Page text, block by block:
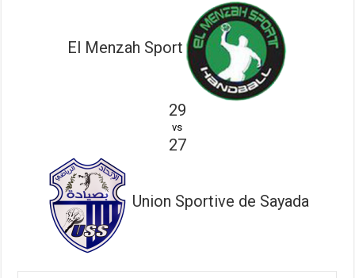
El Menzah Sport
29
vs
27
Union Sportive de Sayada